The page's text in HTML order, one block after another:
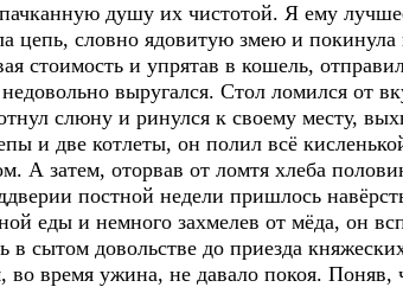
душу их чистотой. Я ему
цепь, словно ядовитую змею и
стоимость и упрятав в кошель,
выругался. Стол ломился от
слюну и ринулся к своему месту,
и две котлеты, он полил всё
А затем, оторвав от ломтя хлеба
постной недели пришлось
еды и немного захмелев от мёда, он
в сытом довольстве до приезда
время ужина, не давало покоя. Поняв,